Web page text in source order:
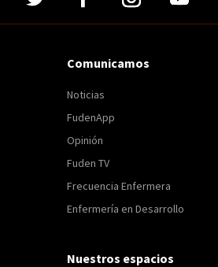
Comunicamos
Noticias
FudenApp
Opinión
Fuden TV
Frecuencia Enfermera
Enfermería en Desarrollo
Nuestros espacios